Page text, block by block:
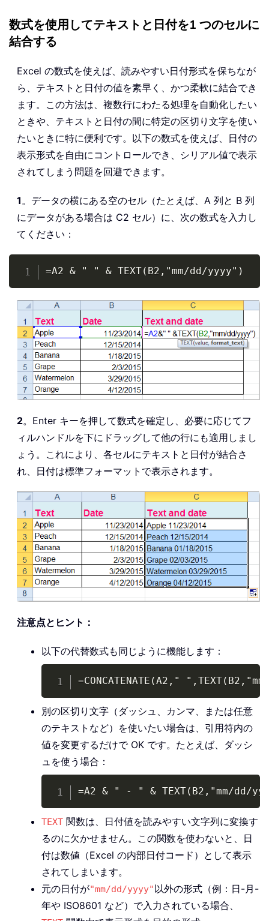
数式を使用してテキストと日付を1 つのセルに
結合する
Excel の数式を使えば、読みやすい日付形式を保ちなが
ら、テキストと日付の値を素早く、かつ柔軟に結合でき
ます。この方法は、複数行にわたる処理を自動化したい
ときや、テキストと日付の間に特定の区切り文字を使い
たいときに特に便利です。以下の数式を使えば、日付の
表示形式を自由にコントロールでき、シリアル値で表示
されてしまう問題を回避できます。
1。データの横にある空のセル（たとえば、A 列と B 列
にデータがある場合は C2 セル）に、次の数式を入力し
てください：
=A2 & " " & TEXT(B2,"mm/dd/yyyy")
Copy
2。Enter キーを押して数式を確定し、必要に応じてフ
ィルハンドルを下にドラッグして他の行にも適用しまし
ょう。これにより、各セルにテキストと日付が結合さ
れ、日付は標準フォーマットで表示されます。
注意点とヒント：
以下の代替数式も同じように機能します：
=CONCATENATE(A2," Copy
別の区切り文字（ダッシュ、カンマ、または任意
のテキストなど）を使いたい場合は、引用符内の
値を変更するだけで OK です。たとえば、ダッシ
ュを使う場合：
=A2 & " - " & TEXT(B2,"mm/dd/
Copy
TEXT 関数は、日付値を読みやすい文字列に変換す
るのに欠かせません。この関数を使わないと、日
付は数値（Excel の内部日付コード）として表示
されてしまいます。
元の日付が"mm/dd/yyyy"以外の形式（例：日-月-
年や ISO8601 など）で入力されている場合、